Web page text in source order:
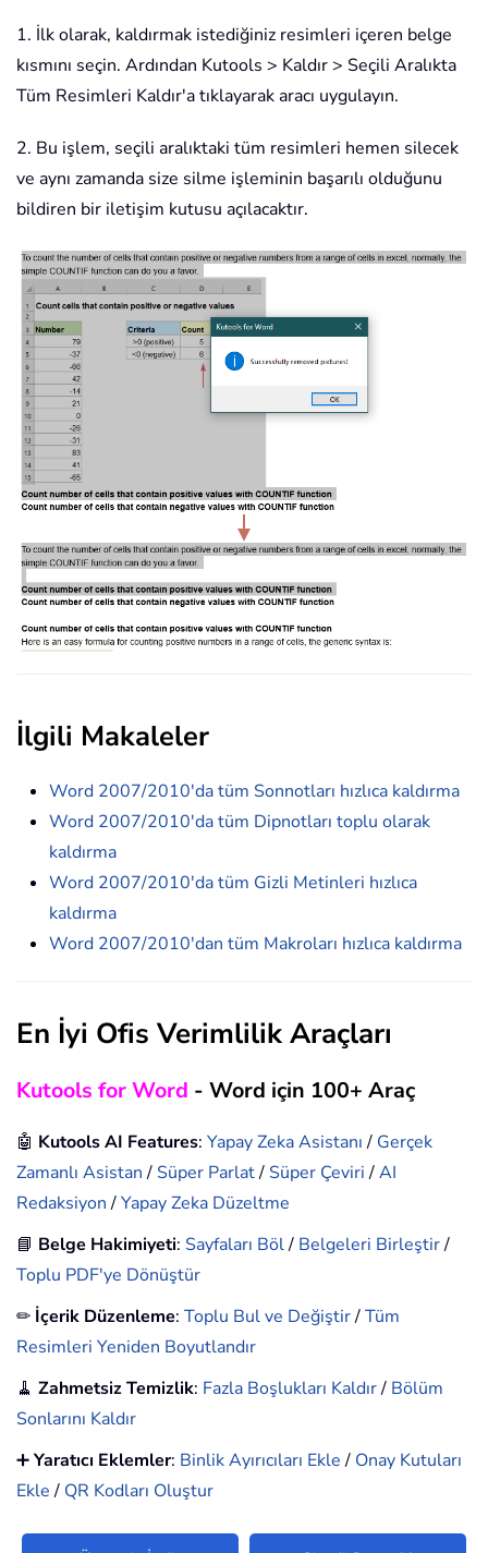
1. İlk olarak, kaldırmak istediğiniz resimleri içeren belge
kısmını seçin. Ardından Kutools > Kaldır > Seçili Aralıkta
Tüm Resimleri Kaldır'a tıklayarak aracı uygulayın.
2. Bu işlem, seçili aralıktaki tüm resimleri hemen silecek
ve aynı zamanda size silme işleminin başarılı olduğunu
bildiren bir iletişim kutusu açılacaktır.
İlgili Makaleler
Word 2007/2010'da tüm Sonnotları hızlıca kaldırma
Word 2007/2010'da tüm Dipnotları toplu olarak
kaldırma
Word 2007/2010'da tüm Gizli Metinleri hızlıca
kaldırma
Word 2007/2010'dan tüm Makroları hızlıca kaldırma
En İyi Ofis Verimlilik Araçları
Kutools for Word - Word için 100+ Araç
🤖 Kutools AI Features: Yapay Zeka Asistanı/ Gerçek
Zamanlı Asistan/ Süper Parlat/ Süper Çeviri/AI
Redaksiyon/Yapay Zeka Düzeltme
📘 Belge Hakimiyeti: Sayfaları Böl/ Belgeleri Birleştir/
Toplu PDF'ye Dönüştür
✏ İçerik Düzenleme: Toplu Bul ve Değiştir/Tüm
Resimleri Yeniden Boyutlandır
🧹 Zahmetsiz Temizlik: Fazla Boşlukları Kaldır/ Bölüm
Sonlarını Kaldır
➕Yaratıcı Eklemler: Binlik Ayırıcıları Ekle/ Onay Kutuları
Ekle/ QR Kodları Oluştur